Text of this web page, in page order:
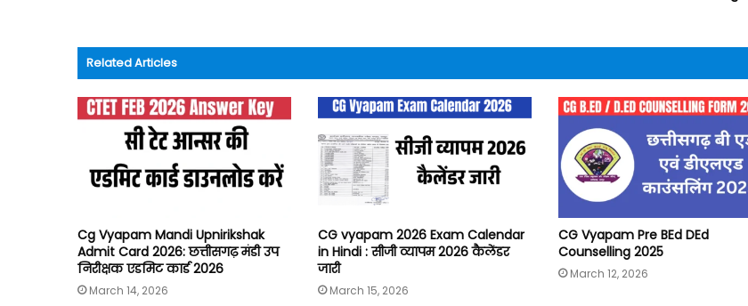
Related Articles
Cg Vyapam Mandi Upnirikshak
Admit Card 2026: छत्तीसगढ़ मंडी उप
निरीक्षक एडमिट कार्ड 2026
March 14, 2026
CG vyapam 2026 Exam Calendar
in Hindi : सीजी व्यापम 2026 कैलेंडर
जारी
March 15, 2026
CG Vyapam Pre BEd DEd
Counselling 2025
March 12, 2026